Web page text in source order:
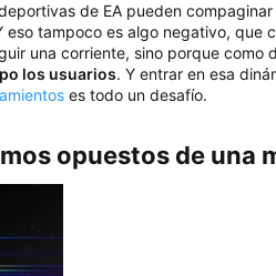
de EA pueden
tampoco es algo negativo,
una corriente, sino porque como
los usuarios. Y entrar en esa
es todo un desafío.
opuestos de una